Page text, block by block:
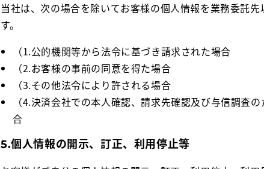
当社は、次の場合を除いてお客様の個人情報を業務委託
す。
（1.公的機関等から法令に基づき請求された場合
（2.お客様の事前の同意を得た場合
（3.その他法令により許される場合
（4.決済会社での本人確認、請求先確認及び与信調査
合
5.個人情報の開示、訂正、利用停止等